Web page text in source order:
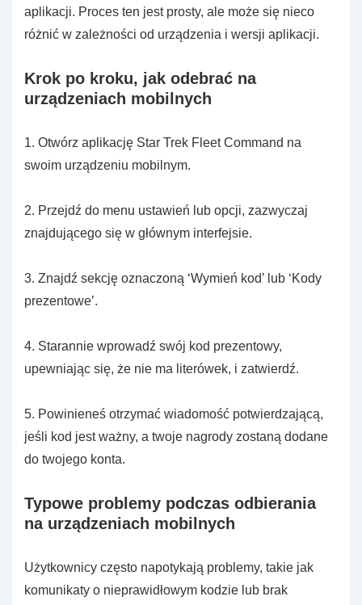
aplikacji. Proces ten jest prosty, ale może się nieco
różnić w zależności od urządzenia i wersji aplikacji.
Krok po kroku, jak odebrać na
urządzeniach mobilnych
1. Otwórz aplikację Star Trek Fleet Command na
swoim urządzeniu mobilnym.
2. Przejdź do menu ustawień lub opcji, zazwyczaj
znajdującego się w głównym interfejsie.
3. Znajdź sekcję oznaczoną ‘Wymień kod’ lub ‘Kody
prezentowe’.
4. Starannie wprowadź swój kod prezentowy,
upewniając się, że nie ma literówek, i zatwierdź.
5. Powinieneś otrzymać wiadomość potwierdzającą,
jeśli kod jest ważny, a twoje nagrody zostaną dodane
do twojego konta.
Typowe problemy podczas odbierania
na urządzeniach mobilnych
Użytkownicy często napotykają problemy, takie jak
komunikaty o nieprawidłowym kodzie lub brak